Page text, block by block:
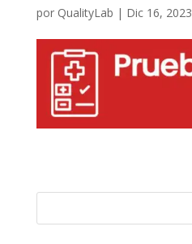
por QualityLab | Dic 16, 2023